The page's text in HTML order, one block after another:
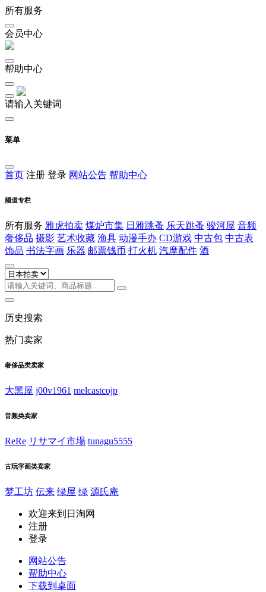
所有服务
会员中心
帮助中心
请输入关键词
菜单
首页 注册 登录 网站公告 帮助中心
频道专栏
所有服务 雅虎拍卖 煤炉市集 日雅跳蚤 乐天跳蚤 骏河屋 音频
奢侈品 摄影 艺术收藏 渔具 动漫手办 CD游戏 中古包 中古表
饰品 书法字画 乐器 邮票钱币 打火机 汽摩配件 酒
历史搜索
热门卖家
奢侈品类卖家
大黑屋 j00v1961 melcastcojp
音频类卖家
ReRe リサマイ市場 tunagu5555
古玩字画类卖家
梦工坊 伝来 绿屋 绿 源氏庵
欢迎来到日淘网
注册
登录
网站公告
帮助中心
下载到桌面